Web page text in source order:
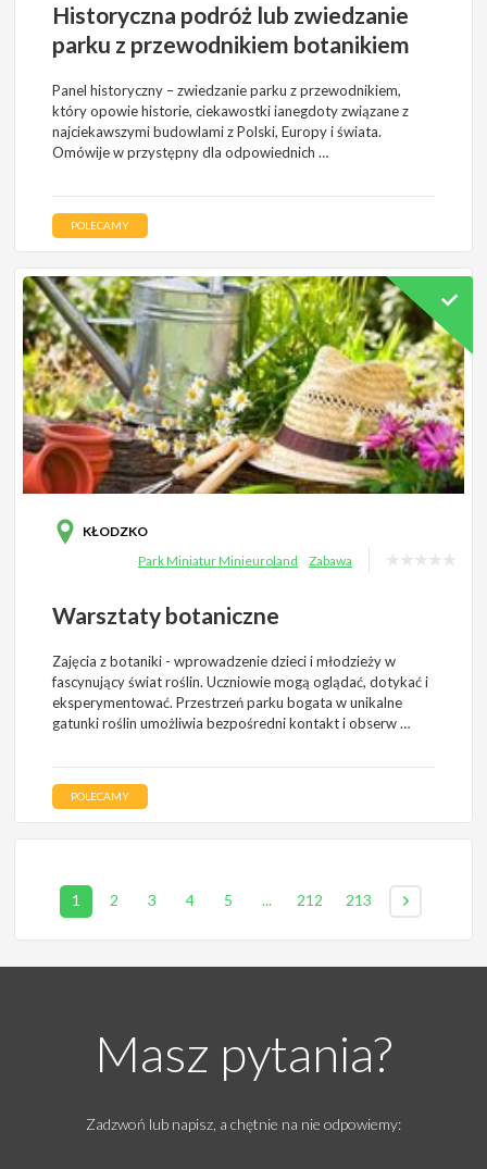
Historyczna podróż lub zwiedzanie
parku z przewodnikiem botanikiem
Panel historyczny – zwiedzanie parku z przewodnikiem,
który opowie historie, ciekawostki ianegdoty związane z
najciekawszymi budowlami z Polski, Europy i świata.
Omówije w przystępny dla odpowiednich …
POLECAMY
KŁODZKO
Park Miniatur Minieuroland
Zabawa
Warsztaty botaniczne
Zajęcia z botaniki - wprowadzenie dzieci i młodzieży w
fascynujący świat roślin. Uczniowie mogą oglądać, dotykać i
eksperymentować. Przestrzeń parku bogata w unikalne
gatunki roślin umożliwia bezpośredni kontakt i obserw …
POLECAMY
1 2 3 4 5 ... 212 213
Masz pytania?
Zadzwoń lub napisz, a chętnie na nie odpowiemy: